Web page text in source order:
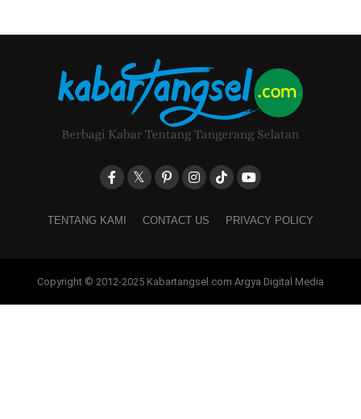
TENTANG KAMI CONTACT US PRIVACY POLICY
Copyright © 2012-2025 Kabartangsel.com Argya Digital Media